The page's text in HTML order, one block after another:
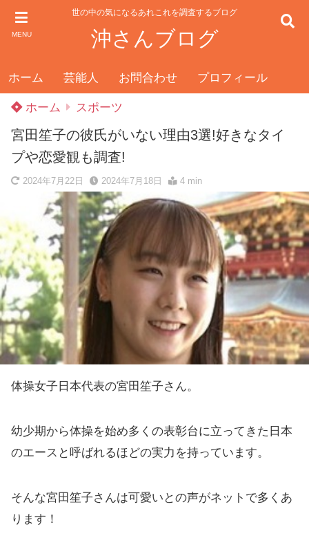
MENU
世の中の気になるあれこれを調査するブログ
沖さんブログ
ホーム 芸能人 お問合わせ プロフィール
ホーム スポーツ
宮田笙子の彼氏がいない理由3選!好きなタイ
プや恋愛観も調査!
2024年7月22日 2024年7月18日 4 min
体操女子日本代表の宮田笙子さん。
幼少期から体操を始め多くの表彰台に立ってきた日本
のエースと呼ばれるほどの実力を持っています。
そんな宮田笙子さんは可愛いとの声がネットで多くあ
ります！